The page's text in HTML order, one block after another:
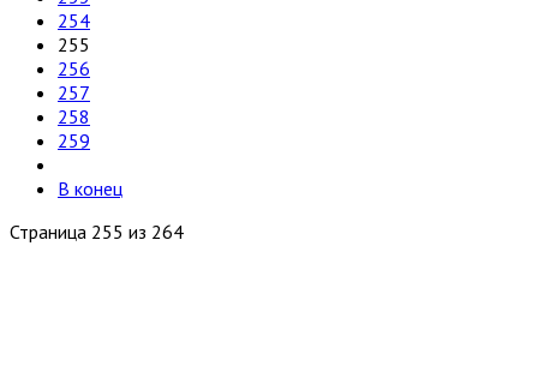
254
255
256
257
258
259
В конец
Страница 255 из 264